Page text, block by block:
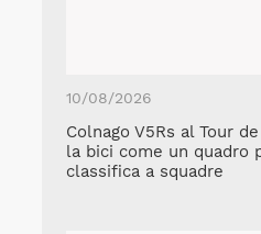
10/08/2026
Colnago V5Rs al Tour
la bici come un quadro
classifica a squadre